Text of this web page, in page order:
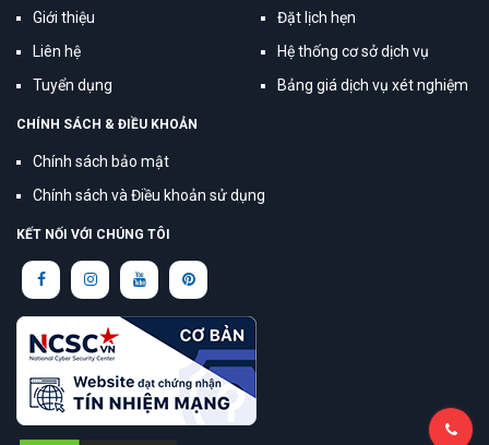
Giới thiệu
Liên hệ
Tuyển dụng
Đặt lịch hẹn
Hệ thống cơ sở dịch vụ
Bảng giá dịch vụ xét nghiệm
CHÍNH SÁCH & ĐIỀU KHOẢN
Chính sách bảo mật
Chính sách và Điều khoản sử dụng
KẾT NỐI VỚI CHÚNG TÔI